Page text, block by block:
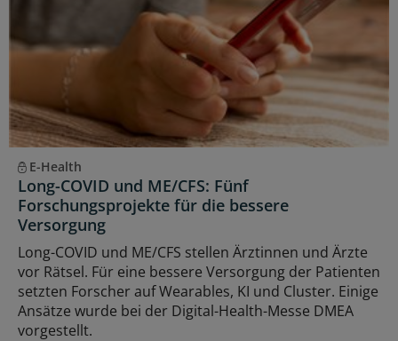
E-Health
Long-COVID und ME/CFS: Fünf
Forschungsprojekte für die bessere
Versorgung
Long-COVID und ME/CFS stellen Ärztinnen und Ärzte
vor Rätsel. Für eine bessere Versorgung der Patienten
setzten Forscher auf Wearables, KI und Cluster. Einige
Ansätze wurde bei der Digital-Health-Messe DMEA
vorgestellt.